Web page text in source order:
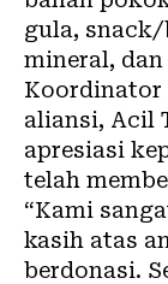
gula,
mineral,
Koordinator
aliansi, Acil
apresiasi
telah
“Kami
kasih atas
berdonasi.